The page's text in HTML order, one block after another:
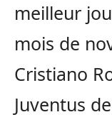
meilleur
mois de
Cristiano
Juventus